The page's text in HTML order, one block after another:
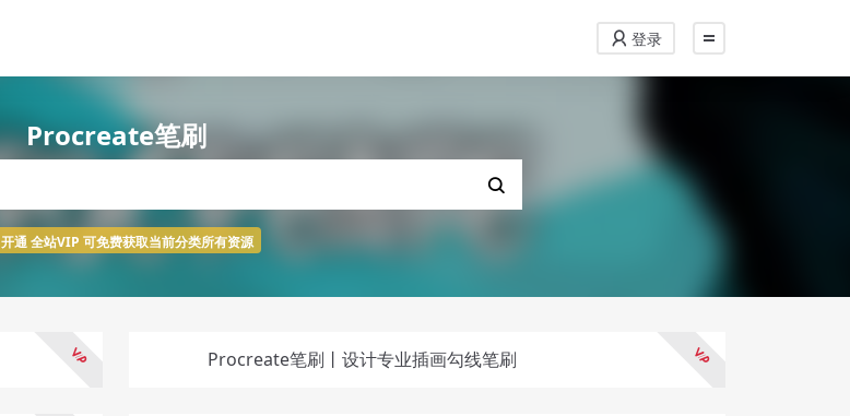
登录
Procreate笔刷
开通 全站VIP 可免费获取当前分类所有资源
Procreate笔刷丨设计专业插画勾线笔刷